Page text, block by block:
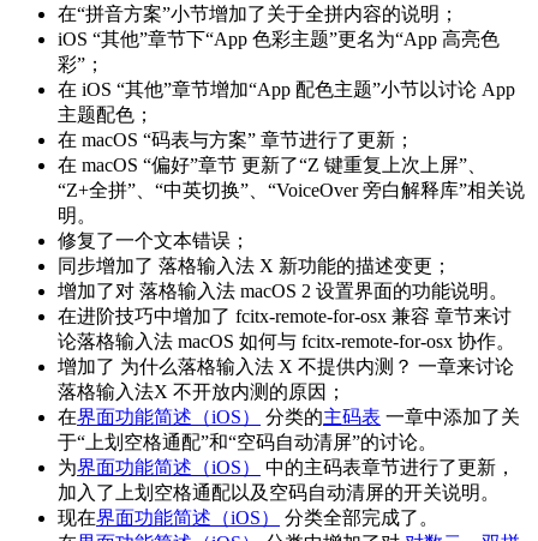
在“拼音方案”小节增加了关于全拼内容的说明；
iOS “其他”章节下“App 色彩主题”更名为“App 高亮色
彩”；
在 iOS “其他”章节增加“App 配色主题”小节以讨论 App
主题配色；
在 macOS “码表与方案” 章节进行了更新；
在 macOS “偏好”章节 更新了“Z 键重复上次上屏”、
“Z+全拼”、“中英切换”、“VoiceOver 旁白解释库”相关说
明。
修复了一个文本错误；
同步增加了 落格输入法 X 新功能的描述变更；
增加了对 落格输入法 macOS 2 设置界面的功能说明。
在进阶技巧中增加了 fcitx-remote-for-osx 兼容 章节来讨
论落格输入法 macOS 如何与 fcitx-remote-for-osx 协作。
增加了 为什么落格输入法 X 不提供内测？ 一章来讨论
落格输入法X 不开放内测的原因；
在界面功能简述（iOS） 分类的主码表 一章中添加了关
于“上划空格通配”和“空码自动清屏”的讨论。
为界面功能简述（iOS）
中的主码表章节进行了更新，
加入了上划空格通配以及空码自动清屏的开关说明。
现在界面功能简述（iOS）
分类全部完成了。